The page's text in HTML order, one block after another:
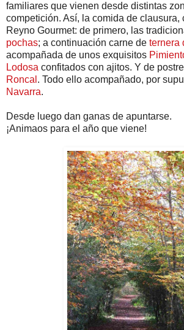
familiares que vienen desde distintas
competición. Así, la comida de clausura,
Reyno Gourmet: de primero, las
pochas; a continuación carne de ternera
acompañada de unos exquisitos
Lodosa confitados con ajitos. Y de
Roncal . Todo ello acompañado, por
Navarra.
Desde luego dan ganas de apuntarse.
¡Animaos para el año que viene!